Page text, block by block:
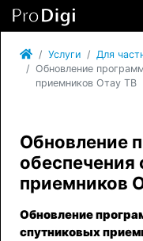
Услуги
Для
Обновление
приемников Отау ТВ
Обновление
обеспечения
приемников
Обновление
спутниковых